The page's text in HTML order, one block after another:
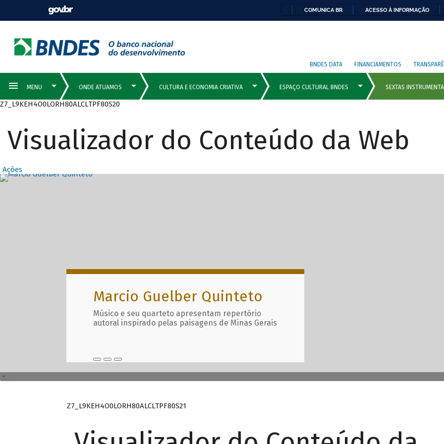
COMUNICA BR ACESSO À INFORMAÇÃO
BNDES DATA FINANCIAMENTOS
Z7_L9KEH4O0LORH80ALCLTPF80S20
Visualizador do Conteúdo da Web
Ações
Destaques Principais com
Marcio Guelber Quinteto
Músico e seu quarteto apresentam repertório
autoral inspirado pelas paisagens de Minas Gerais
Z7_L9KEH4O0LORH80ALCLTPF80S21